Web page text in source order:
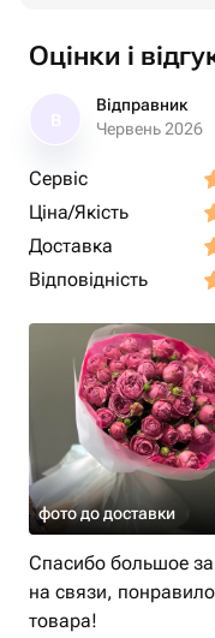
Оцінки і
Відправник
Червень 2026
Сервіс
Ціна/Якість
Доставка
Відповідність
фото до доставки
Спасибо большое
на связи,
товара!